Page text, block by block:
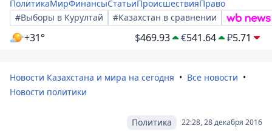
ПолитикаМирФинансыСтатьиПроисшествияПраво
#Выборы в Курултай
#Казахстан в сравнении
+31° $469.93 €541.64 ₽5.71
Новости Казахстана и мира на сегодня
Все новости
Новости политики
22:28, 28 декабря 2016
Политика